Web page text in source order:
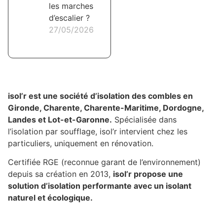
les marches
d’escalier ?
27/05/2026
isol’r est une société d’isolation des combles en
Gironde, Charente, Charente-Maritime, Dordogne,
Landes et Lot-et-Garonne. Spécialisée dans
l’isolation par soufflage, isol’r intervient chez les
particuliers, uniquement en rénovation.
Certifiée RGE (reconnue garant de l’environnement)
depuis sa création en 2013, isol’r propose une
solution d’isolation performante avec un isolant
naturel et écologique.